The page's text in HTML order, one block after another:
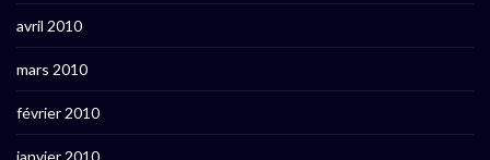
avril 2010
mars 2010
février 2010